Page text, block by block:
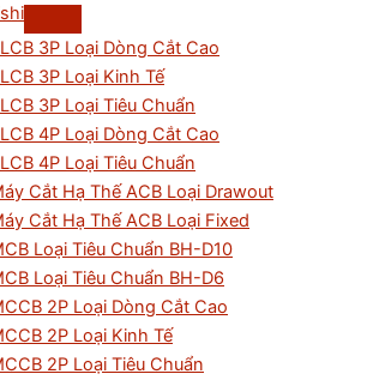
3P Loại Dòng Cắt Cao
3P Loại Kinh Tế
3P Loại Tiêu Chuẩn
4P Loại Dòng Cắt Cao
4P Loại Tiêu Chuẩn
Cắt Hạ Thế ACB Loại Drawout
Cắt Hạ Thế ACB Loại Fixed
Loại Tiêu Chuẩn BH-D10
Loại Tiêu Chuẩn BH-D6
2P Loại Dòng Cắt Cao
2P Loại Kinh Tế
2P Loại Tiêu Chuẩn